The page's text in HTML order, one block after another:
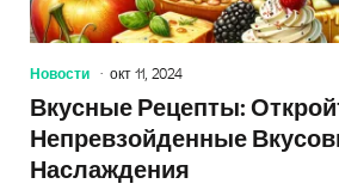
Новости окт 11, 2024
Вкусные Рецепты:
Непревзойденные
Наслаждения